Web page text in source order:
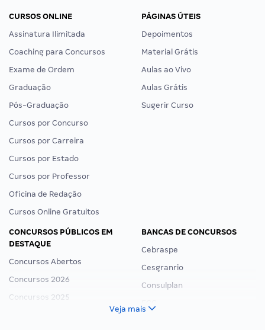
CURSOS ONLINE
Assinatura Ilimitada
Coaching para Concursos
Exame de Ordem
Graduação
Pós-Graduação
Cursos por Concurso
Cursos por Carreira
Cursos por Estado
Cursos por Professor
Oficina de Redação
Cursos Online Gratuitos
PÁGINAS ÚTEIS
Depoimentos
Material Grátis
Aulas ao Vivo
Aulas Grátis
Sugerir Curso
CONCURSOS PÚBLICOS EM
DESTAQUE
Concursos Abertos
Concursos 2026
Concursos 2025
Concurso Nacional Unificado
BANCAS DE CONCURSOS
Cebraspe
Cesgranrio
Consulplan
Veja mais